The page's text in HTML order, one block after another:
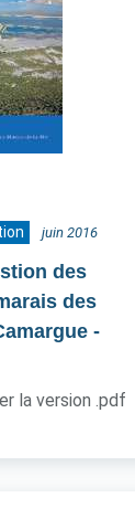
juin 2016
des
des
-
la version .pdf